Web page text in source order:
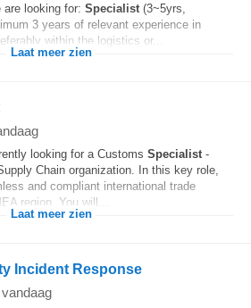
are looking for: Specialist (3~5yrs,
3 years of relevant experience in
within the logistics or...
Laat meer zien
looking for a Customs Specialist-
Chain organization. In this key role,
and compliant international trade
region. You will...
Laat meer zien
Incident Response
vandaag